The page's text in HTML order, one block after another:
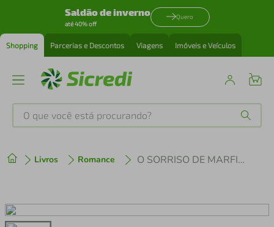
Saldão de inverno
até 40% off
Quero
Shopping Parcerias e Descontos Viagens Imóveis e Veículos
O que você está procurando?
Livros Romance O SORRISO DE MARFIM - 679 - POCKET
2º cafeteira